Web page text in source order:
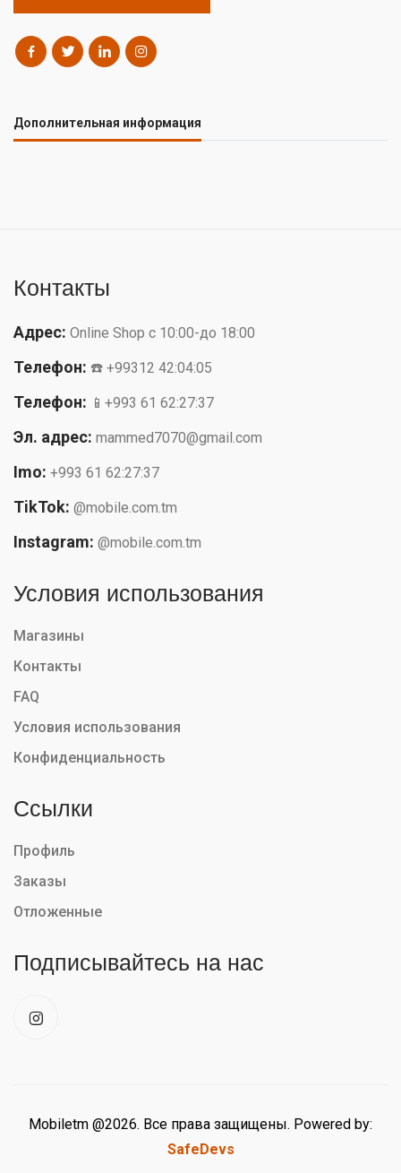
Дополнительная информация
Контакты
Адрес: Online Shop с 10:00-до 18:00
Телефон: ☎️ +99312 42:04:05
Телефон: 📱+993 61 62:27:37
Эл. адрес: mammed7070@gmail.com
Imo: +993 61 62:27:37
TikTok: @mobile.com.tm
Instagram: @mobile.com.tm
Условия использования
Магазины
Контакты
FAQ
Условия использования
Конфиденциальность
Ссылки
Профиль
Заказы
Отложенные
Подписывайтесь на нас
Mobiletm @2026. Все права защищены. Powered by:
SafeDevs